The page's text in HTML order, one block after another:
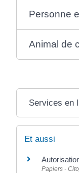
Personne
Animal de
Services en
Et aussi
Papiers -